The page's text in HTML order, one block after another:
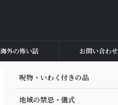
海外の怖い話 お問い合わせ
呪物・いわく付きの品
地域の禁忌・儀式